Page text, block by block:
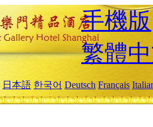
手機版
繁體
日本語 한국어 Deutsch Français